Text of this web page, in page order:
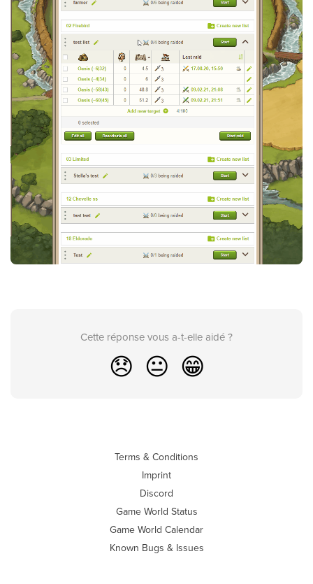
Cette réponse vous a-t-elle aidé ?
😞 😐 😁
Terms & Conditions
Imprint
Discord
Game World Status
Game World Calendar
Known Bugs & Issues